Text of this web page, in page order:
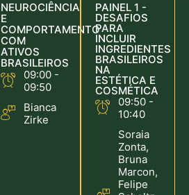
NEUROCIÊNCIA
E
COMPORTAMENTO
COM
ATIVOS
BRASILEIROS
09:00 -
09:50
Bianca
Zirke
PAINEL 1 -
DESAFIOS
PARA
INCLUIR
INGREDIENTES
BRASILEIROS
NA
ESTÉTICA E
COSMÉTICA
09:50 -
10:40
Soraia
Zonta,
Bruna
Marcon,
Felipe